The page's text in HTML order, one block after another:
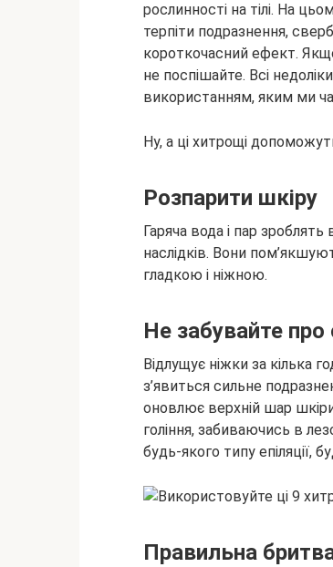
рослинності на тілі. На
терпіти подразнення,
короткочасний ефект.
не поспішайте. Всі
використанням, яким ми
Ну, а ці хитрощі
Розпарити шкіру
Гаряча вода і пар
наслідків. Вони
гладкою і ніжною.
Не забувайте про
Відлущує ніжки за кілька
з’явиться сильне
оновлює верхній шар
гоління, забиваючись в
будь-якого типу епіляції,
Правильна